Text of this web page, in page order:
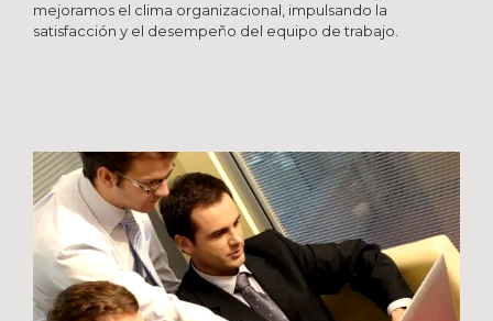
mejoramos el clima organizacional, impulsando la
satisfacción y el desempeño del equipo de trabajo.